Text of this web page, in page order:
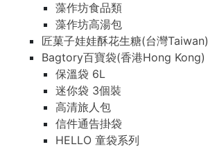
藻作坊食品類
藻作坊高湯包
匠菓子娃娃酥花生糖(台灣Taiwan)
Bagtory百寶袋(香港Hong Kong)
保溫袋 6L
迷你袋 3個裝
高清旅人包
信件通告掛袋
HELLO 童袋系列